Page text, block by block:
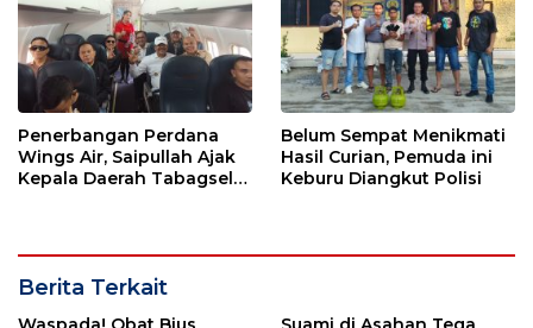
Penerbangan Perdana
Wings Air, Saipullah Ajak
Kepala Daerah Tabagsel
Belum Sempat Menikmati
Hasil Curian, Pemuda ini
Keburu Diangkut Polisi
Berita Terkait